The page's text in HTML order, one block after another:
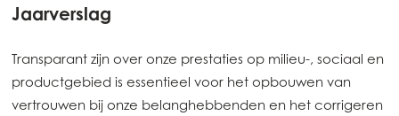
Mowi Japan
Mowi Taiwan
Jaarverslag
Transparant zijn over onze prestaties op milieu-, sociaal en
productgebied is essentieel voor het opbouwen van
vertrouwen bij onze belanghebbenden en het corrigeren